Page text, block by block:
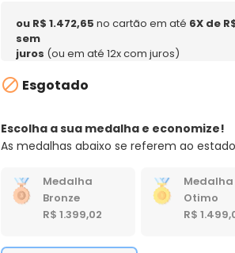
ou R$ 1.472,65 no cartão em até 6X de
sem
juros (ou em até 12x com juros)
 Esgotado
Escolha a sua medalha e economize!
As medalhas abaixo se referem ao
Medalha
Bronze
R$ 1.399,02
Medalha
Otimo
R$